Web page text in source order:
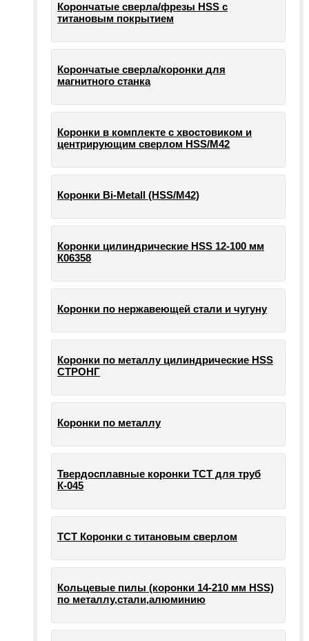
Корончатые сверла/фрезы HSS c
титановым покрытием
Корончатые сверла/коронки для
магнитного станка
Коронки в комплекте с хвостовиком и
центрирующим сверлом HSS/М42
Коронки Bi-Metall (HSS/М42)
Коронки цилиндрические HSS 12-100 мм
К06358
Коронки по нержавеющей стали и чугуну
Коронки по металлу цилиндрические HSS
СТРОНГ
Коронки по металлу
Твердосплавные коронки ТСТ для труб
К-045
ТСТ Коронки с титановым сверлом
Кольцевые пилы (коронки 14-210 мм HSS)
по металлу,стали,алюминию